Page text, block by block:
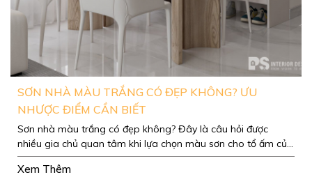
SƠN NHÀ MÀU TRẮNG CÓ ĐẸP KHÔNG? ƯU
NHƯỢC ĐIỂM CẦN BIẾT
Sơn nhà màu trắng có đẹp không? Đây là câu hỏi được
nhiều gia chủ quan tâm khi lựa chọn màu sơn cho tổ ấm của
mình.
Xem Thêm